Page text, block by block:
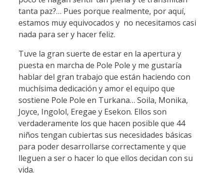
tanta paz?… Pues porque realmente, por aquí,
estamos muy equivocados y no necesitamos casi
nada para ser y hacer feliz.
Tuve la gran suerte de estar en la apertura y
puesta en marcha de Pole Pole y me gustaría
hablar del gran trabajo que están haciendo con
muchísima dedicación y amor el equipo que
sostiene Pole Pole en Turkana… Soila, Monika,
Joyce, Ingolol, Eregae y Esekon. Ellos son
verdaderamente los que hacen posible que 44
niños tengan cubiertas sus necesidades básicas
para poder desarrollarse correctamente y que
lleguen a ser o hacer lo que ellos decidan con su
vida.